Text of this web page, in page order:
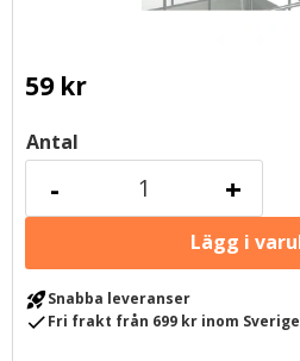
59kr
Antal
+
-
rocket_launchSnabba leveranser
checkFri frakt från 699 kr inom Sverige